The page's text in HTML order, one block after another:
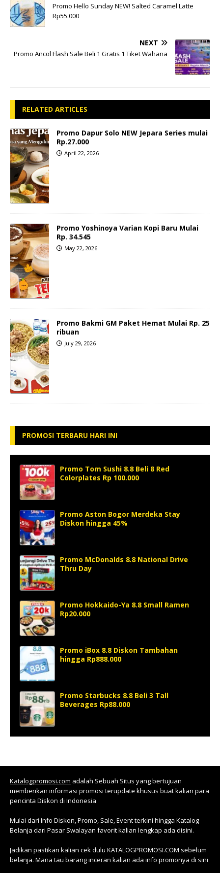
Promo Hello Sunday NEW! Salted Caramel Latte
Rp55.000
NEXT
Promo Ancol Flash Sale Beli 1 Gratis 1 Tiket Wahana
RELATED ARTICLES
Promo Dapur Solo NEW Jepara Series mulai
Rp.27.000
April 22, 2026
Promo Yoshinoya Varian Kopi Baru Mulai
Rp. 34.545
May 22, 2026
Promo Bakmi GM Paket Hemat Mulai Rp. 25
ribuan
July 29, 2026
PROMOSI TERBARU HARI INI
Promo Tom Sushi 8.8 Beli 8 Red
Colorplates Rp 100.000
Promo Aston Bogor Merdeka Stay
Diskon hingga 45%
Promo McDonalds 8.8 National Drive
Thru Day
Promo Hokkaido-Ya 8.8 Small Ramen
Rp20.000
Promo iBox 8.8 Diskon Tambahan
hingga Rp888.000
Promo Starbucks 8.8 Beli 3 Tall
Beverages Rp88.000
Katalogpromosi.com adalah Sebuah Situs yang bertujuan
memberikan informasi promosi terupdate khusus buat kalian para
pencinta Diskon di Indonesia
Mulai dari Info Diskon, Promo, Sale, Event terkini hingga Katalog
Belanja dari Pasar Swalayan favorit kalian lengkap ada disini.
Jadikan pastikan kalian cek dulu KATALOGPROMOSI.COM sebelum
belanja. Mana tau barang inceran kalian ada info promonya di sini